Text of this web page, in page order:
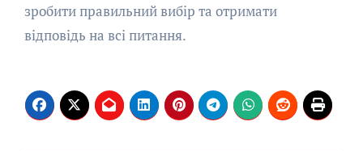
зробити правильний вибір та отримати
відповідь на всі питання.